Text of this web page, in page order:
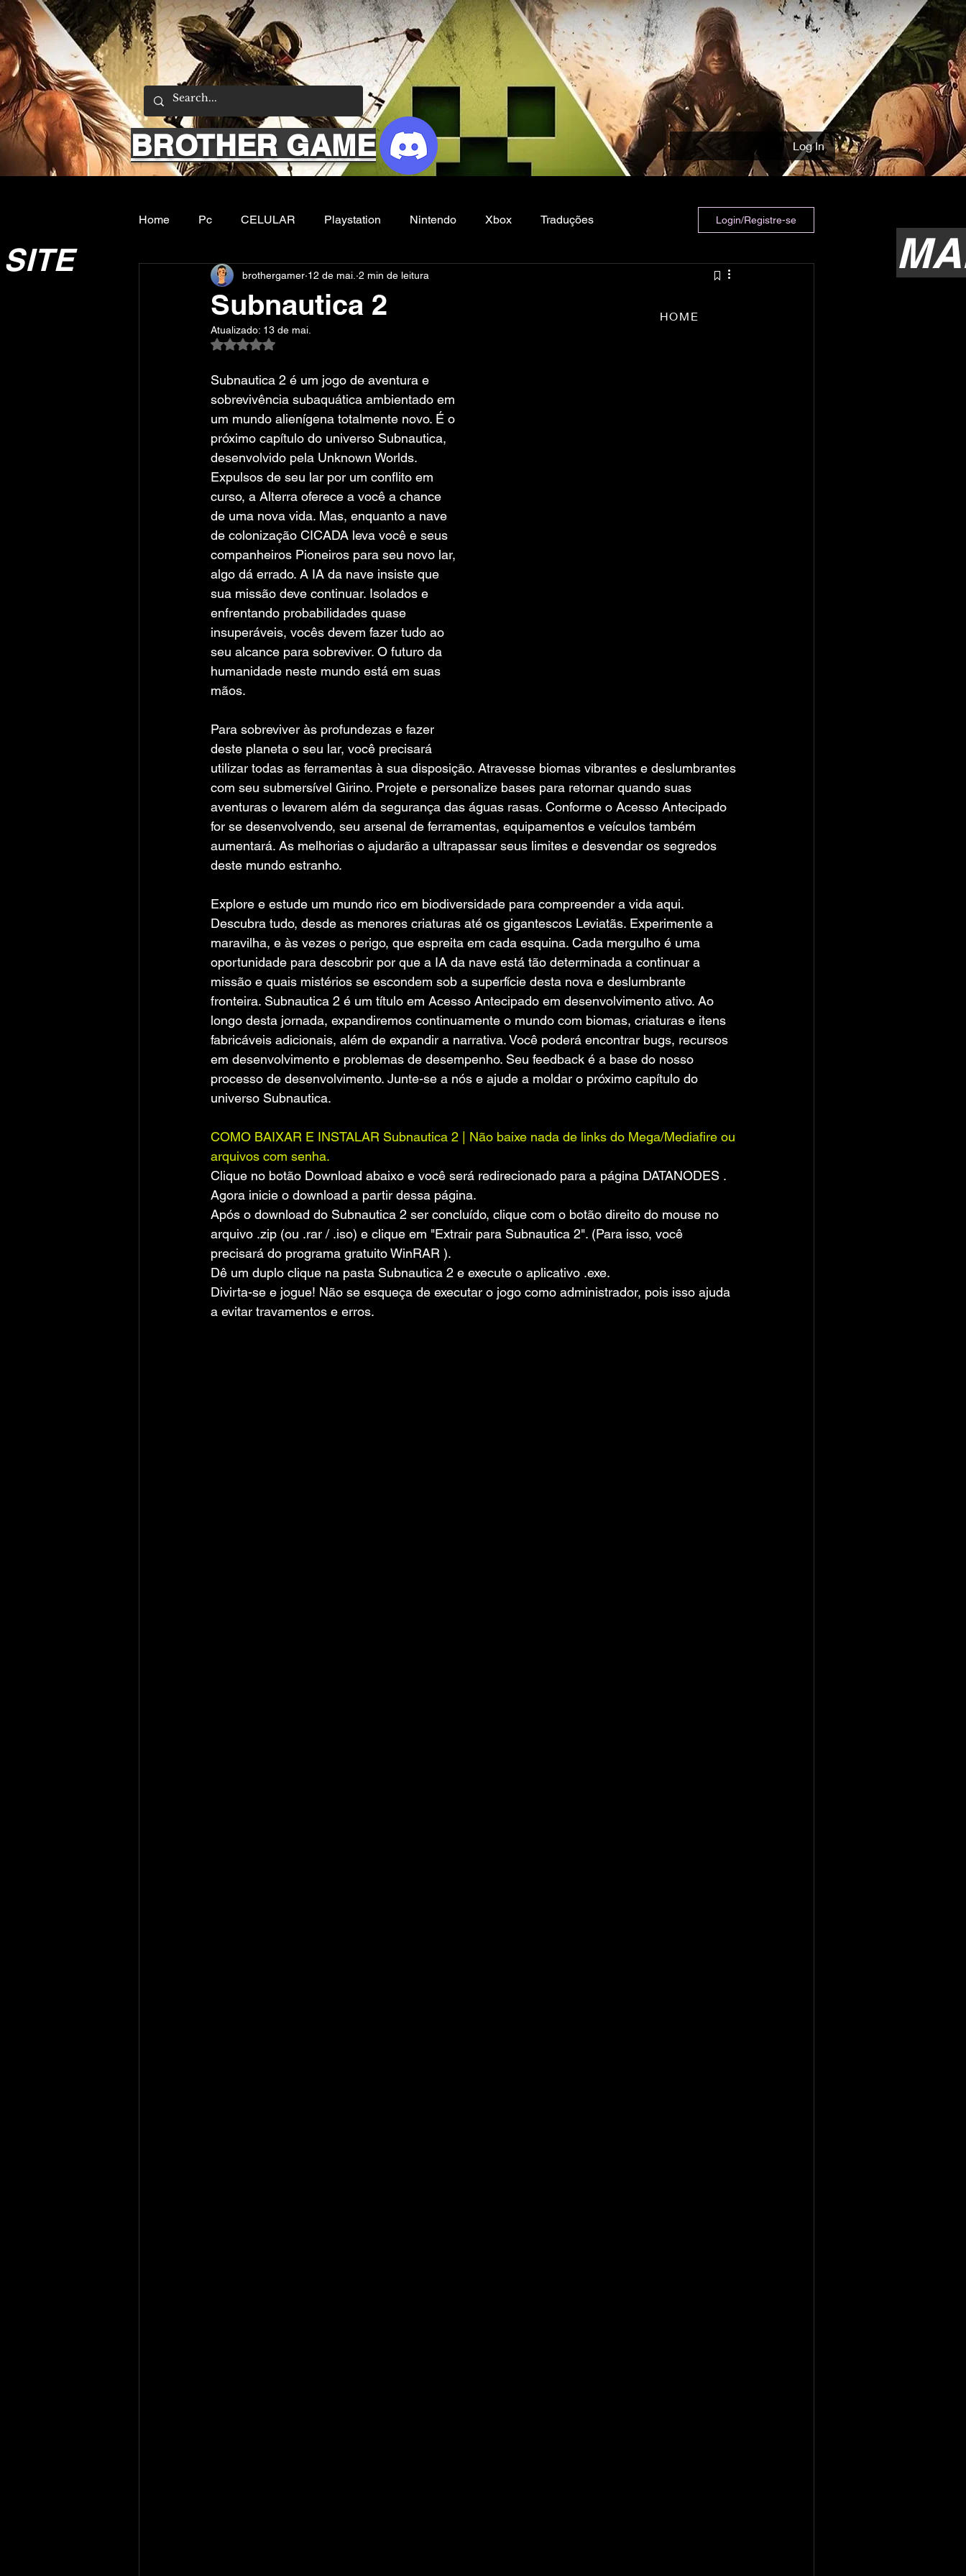
BROTHER GAME Log In
Home Pc CELULAR Playstation Nintendo Xbox Traduções
Emuladores Sobre nos Filmes e Series
Login/Registre-se
Subnautica 2
brothergamer 12 de mai. 2 min de leitura
Atualizado: 13 de mai.
Avaliado com NaN de 5 estrelas.
Subnautica 2 é um jogo de aventura e
sobrevivência subaquática ambientado em
um mundo alienígena totalmente novo. É o
próximo capítulo do universo Subnautica,
desenvolvido pela Unknown Worlds.
Expulsos de seu lar por um conflito em
curso, a Alterra oferece a você a chance
de uma nova vida. Mas, enquanto a nave
de colonização CICADA leva você e seus
companheiros Pioneiros para seu novo lar,
algo dá errado. A IA da nave insiste que
sua missão deve continuar. Isolados e
enfrentando probabilidades quase
insuperáveis, vocês devem fazer tudo ao
seu alcance para sobreviver. O futuro da
humanidade neste mundo está em suas
mãos.
Para sobreviver às profundezas e fazer
deste planeta o seu lar, você precisará
utilizar todas as ferramentas à sua disposição. Atravesse biomas vibrantes e deslumbrantes
com seu submersível Girino. Projete e personalize bases para retornar quando suas
aventuras o levarem além da segurança das águas rasas. Conforme o Acesso Antecipado
for se desenvolvendo, seu arsenal de ferramentas, equipamentos e veículos também
aumentará. As melhorias o ajudarão a ultrapassar seus limites e desvendar os segredos
deste mundo estranho.
Explore e estude um mundo rico em biodiversidade para compreender a vida aqui.
Descubra tudo, desde as menores criaturas até os gigantescos Leviatãs. Experimente a
maravilha, e às vezes o perigo, que espreita em cada esquina. Cada mergulho é uma
oportunidade para descobrir por que a IA da nave está tão determinada a continuar a
missão e quais mistérios se escondem sob a superfície desta nova e deslumbrante
fronteira. Subnautica 2 é um título em Acesso Antecipado em desenvolvimento ativo. Ao
longo desta jornada, expandiremos continuamente o mundo com biomas, criaturas e itens
fabricáveis ​​adicionais, além de expandir a narrativa. Você poderá encontrar bugs, recursos
em desenvolvimento e problemas de desempenho. Seu feedback é a base do nosso
processo de desenvolvimento. Junte-se a nós e ajude a moldar o próximo capítulo do
universo Subnautica.
COMO BAIXAR E INSTALAR Subnautica 2 | Não baixe nada de links do Mega/Mediafire ou
arquivos com senha.
Clique no botão Download abaixo e você será redirecionado para a página DATANODES .
Agora inicie o download a partir dessa página.
Após o download do Subnautica 2 ser concluído, clique com o botão direito do mouse no
arquivo .zip (ou .rar / .iso) e clique em "Extrair para Subnautica 2". (Para isso, você
precisará do programa gratuito WinRAR ).
Dê um duplo clique na pasta Subnautica 2 e execute o aplicativo .exe.
Divirta-se e jogue! Não se esqueça de executar o jogo como administrador, pois isso ajuda
a evitar travamentos e erros.
HOME